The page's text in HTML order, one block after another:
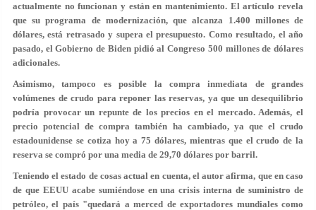
actualmente no funcionan y están en mantenimiento. El artículo revela
que su programa de modernización, que alcanza 1.400 millones de
dólares, está retrasado y supera el presupuesto. Como resultado, el año
pasado, el Gobierno de Biden pidió al Congreso 500 millones de dólares
adicionales.
Asimismo, tampoco es posible la compra inmediata de grandes
volúmenes de crudo para reponer las reservas, ya que un desequilibrio
podría provocar un repunte de los precios en el mercado. Además, el
precio potencial de compra también ha cambiado, ya que el crudo
estadounidense se cotiza hoy a 75 dólares, mientras que el crudo de la
reserva se compró por una media de 29,70 dólares por barril.
Teniendo el estado de cosas actual en cuenta, el autor afirma, que en caso
de que EEUU acabe sumiéndose en una crisis interna de suministro de
petróleo, el país "quedará a merced de exportadores mundiales como